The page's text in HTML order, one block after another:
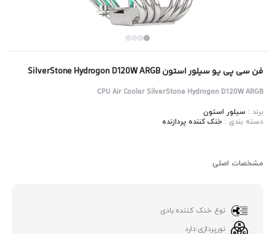
فن سی پی یو سیلور استون SilverStone Hydrogon D120W ARGB
CPU Air Cooler SilverStone Hydrogon D120W ARGB
برند :سیلور استون
دسته بندی :خنک کننده پردازنده
مشخصات اصلی
نوع خنک کننده:بادی
نورپردازی:دارد